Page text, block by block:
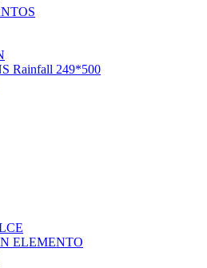
Rainfall 249*500
ELEMENTO